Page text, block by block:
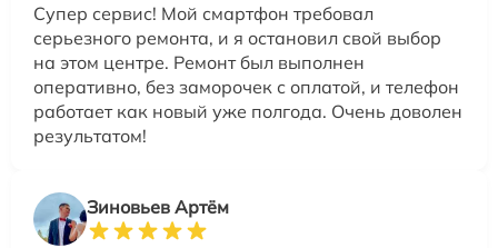
Супер сервис! Мой смартфон требовал
серьезного ремонта, и я остановил свой выбор
на этом центре. Ремонт был выполнен
оперативно, без заморочек с оплатой, и телефон
работает как новый уже полгода. Очень доволен
результатом!
Зиновьев Артём